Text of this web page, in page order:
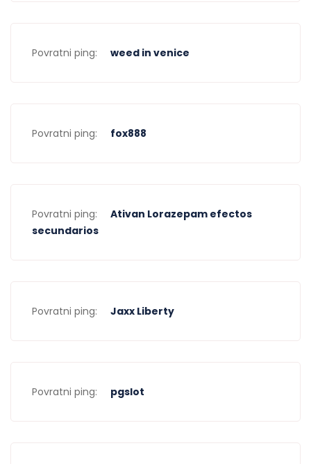
Povratni ping: weed in venice
Povratni ping: fox888
Povratni ping:
Ativan Lorazepam efectos
secundarios
Povratni ping: Jaxx Liberty
Povratni ping: pgslot